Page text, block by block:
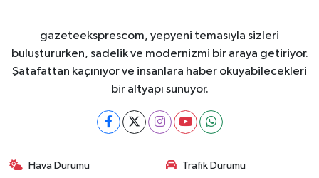
gazeteeksprescom, yepyeni temasıyla sizleri
buluştururken, sadelik ve modernizmi bir araya getiriyor.
Şatafattan kaçınıyor ve insanlara haber okuyabilecekleri
bir altyapı sunuyor.
Hava Durumu Trafik Durumu